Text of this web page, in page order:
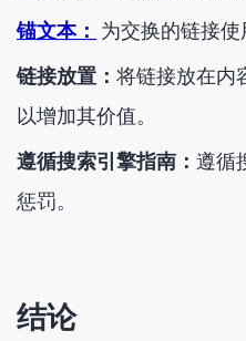
锚文本： 为交换的链接使
链接放置： 将链接放在内
以增加其价值。
遵循搜索引擎指南： 遵循
惩罚。
结论